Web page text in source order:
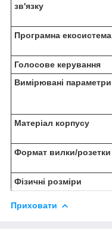
зв'язку
Програмна екосистема
Голосове керування
Вимірювані параметри
Матеріал корпусу
Формат вилки/розетки
Фізичні розміри
Приховати